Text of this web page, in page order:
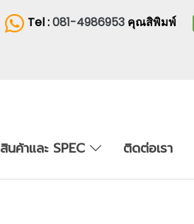
Tel :081-4986953 คุณสิพิมพ์
สินค้าและ SPEC ติดต่อเรา